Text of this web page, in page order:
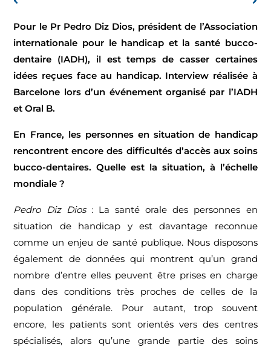
Pour le Pr Pedro Diz Dios, président de l’Association
internationale pour le handicap et la santé bucco-
dentaire (IADH), il est temps de casser certaines
idées reçues face au handicap. Interview réalisée à
Barcelone lors d’un événement organisé par l’IADH
et Oral B.
En France, les personnes en situation de handicap
rencontrent encore des difficultés d’accès aux soins
bucco-dentaires. Quelle est la situation, à l’échelle
mondiale ?
Pedro Diz Dios: La santé orale des personnes en
situation de handicap y est davantage reconnue
comme un enjeu de santé publique. Nous disposons
également de données qui montrent qu’un grand
nombre d’entre elles peuvent être prises en charge
dans des conditions très proches de celles de la
population générale. Pour autant, trop souvent
encore, les patients sont orientés vers des centres
spécialisés, alors qu’une grande partie des soins